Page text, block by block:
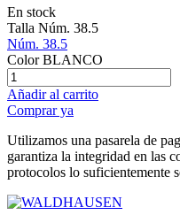
En stock
Talla Núm. 38.5
Núm. 38.5
Color BLANCO
Añadir al carrito
Comprar ya
Utilizamos una pasarela de
garantiza la integridad en las
protocolos lo suficientemente